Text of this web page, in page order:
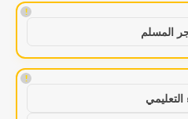
!
المسلم
!